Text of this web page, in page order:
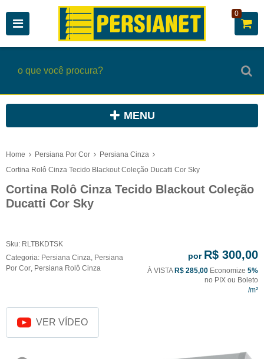
0
MENU
Home Persiana Por Cor
Persiana Cinza
Cortina Rolô Cinza Tecido Blackout Coleção Ducatti Cor Sky
Cortina Rolô Cinza Tecido Blackout Coleção
Ducatti Cor Sky
Sku: RLTBKDTSK
Categoria: Persiana Cinza, Persiana
Por Cor, Persiana Rolô Cinza
por R$ 300,00
À VISTA R$ 285,00 Economize 5%
no PIX ou Boleto
VER VÍDEO